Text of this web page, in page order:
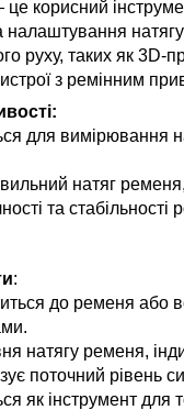
корисний
налаштування
руху, таких як 3D-
з ремінним
для вимірювання
натяг
та стабільності
:
до ременя або
натягу ременя,
поточний рівень
як інструмент для